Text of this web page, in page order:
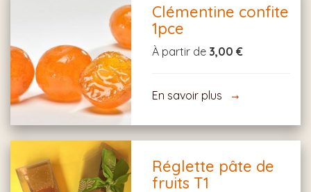
Clémentine confite
1pce
À partir de 3,00 €
En savoir plus
Réglette pâte de
fruits T1